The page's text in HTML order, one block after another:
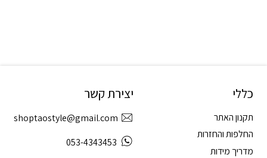
כללי
תקנון האתר
החלפות והחזרות
מדריך מידות
יצירת קשר
shoptaostyle@gmail.com
053-4343453